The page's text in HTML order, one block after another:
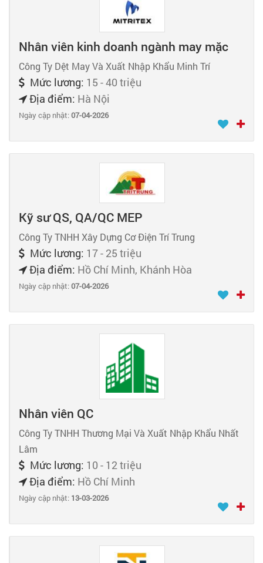
Nhân viên kinh doanh ngành may mặc
Công Ty Dệt May Và Xuất Nhập Khẩu Minh Trí
Mức lương: 15 - 40 triệu
Địa điểm: Hà Nội
Ngày cập nhật:07-04-2026
Kỹ sư QS, QA/QC MEP
Công Ty TNHH Xây Dựng Cơ Điện Trí Trung
Mức lương: 17 - 25 triệu
Địa điểm: Hồ Chí Minh, Khánh Hòa
Ngày cập nhật:07-04-2026
Nhân viên QC
Công Ty TNHH Thương Mại Và Xuất Nhập Khẩu Nhất
Lâm
Mức lương: 10 - 12 triệu
Địa điểm: Hồ Chí Minh
Ngày cập nhật: 13-03-2026